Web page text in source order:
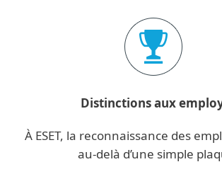
Distinctions aux
À ESET, la reconnaissance des
au-delà d’une simple